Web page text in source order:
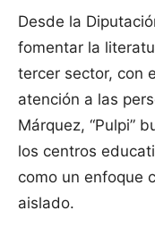
Desde la
fomentar la
tercer sector, con
atención a las
Márquez, “Pulpi”
los centros
como un enfoque
aislado.